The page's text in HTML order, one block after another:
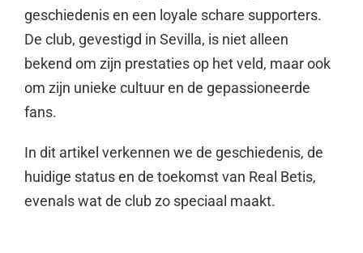
geschiedenis en een loyale schare supporters.
De club, gevestigd in Sevilla, is niet alleen
bekend om zijn prestaties op het veld, maar ook
om zijn unieke cultuur en de gepassioneerde
fans.
In dit artikel verkennen we de geschiedenis, de
huidige status en de toekomst van Real Betis,
evenals wat de club zo speciaal maakt.